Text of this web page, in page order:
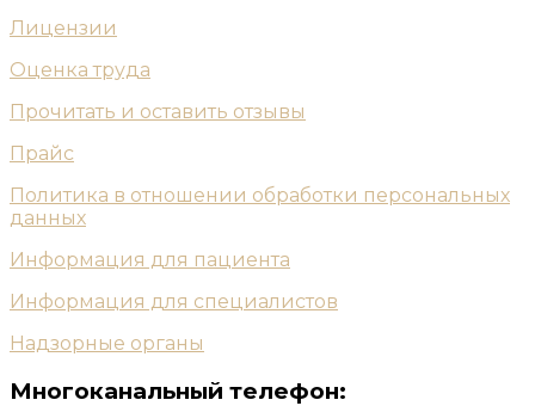
Лицензии
Оценка труда
Прочитать и оставить отзывы
Прайс
Политика в отношении обработки персональных
данных
Информация для пациента
Информация для специалистов
Надзорные органы
Многоканальный телефон: